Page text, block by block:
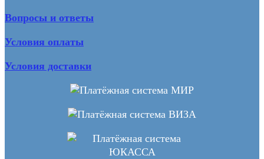
Вопросы и ответы
Условия оплаты
Условия доставки